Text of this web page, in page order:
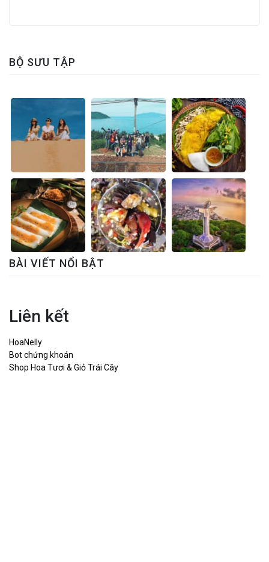
BỘ SƯU TẬP
BÀI VIẾT NỔI BẬT
Liên kết
HoaNelly
Bot chứng khoán
Shop Hoa Tươi & Giỏ Trái Cây